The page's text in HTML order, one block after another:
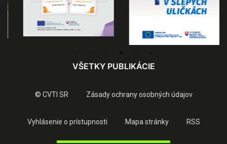
VŠETKY PUBLIKÁCIE
© CVTI SR Zásady ochrany osobných údajov
Vyhlásenie o prístupnosti Mapa stránky RSS